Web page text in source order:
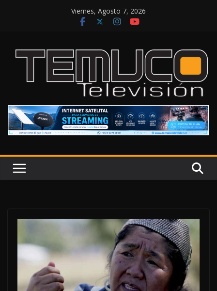
Viernes, Agosto 7, 2026